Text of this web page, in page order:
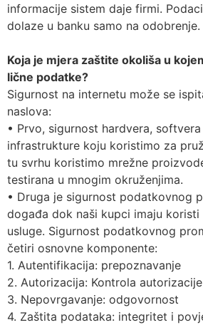
informacije sistem daje firmi.
dolaze u banku samo na odobrenje.
Koja je mjera zaštite okoliša u
lične podatke?
Sigurnost na internetu može se
naslova:
• Prvo, sigurnost hardvera,
infrastrukture koju koristimo za
tu svrhu koristimo mrežne
testirana u mnogim okruženjima.
• Druga je sigurnost podatkovnog
događa dok naši kupci imaju koristi
usluge. Sigurnost podatkovnog
četiri osnovne komponente:
1. Autentifikacija: prepoznavanje
2. Autorizacija: Kontrola
3. Nepovrgavanje: odgovornost
4. Zaštita podataka: integritet i